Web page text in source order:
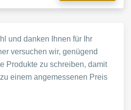
und danken Ihnen für Ihr
versuchen wir, genügend
Produkte zu schreiben, damit
einem angemessenen Preis